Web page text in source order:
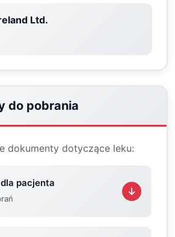
Ltd.
do pobrania
dokumenty dotyczące leku:
pacjenta